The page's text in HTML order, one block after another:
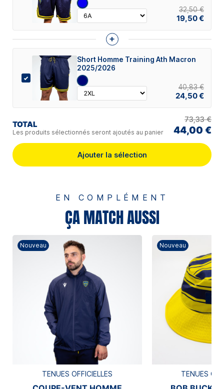
32,50 €
19,50 €
+
Short Homme Training Ath Macron
2025/2026
40,83 €
24,50 €
TOTAL
Les produits sélectionnés seront ajoutés au panier
73,33 €
44,00 €
Ajouter la sélection
EN COMPLÉMENT
ÇA MATCH AUSSI
Nouveau
TENUES OFFICIELLES
Nouveau
TENUES